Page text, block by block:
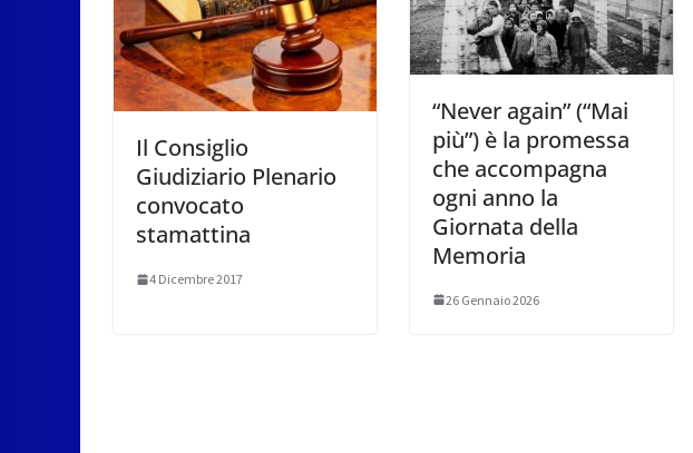
Il Consiglio
Giudiziario Plenario
convocato
stamattina
4 Dicembre 2017
“Never again” (“Mai
più”) è la promessa
che accompagna
ogni anno la
Giornata della
Memoria
26 Gennaio 2026